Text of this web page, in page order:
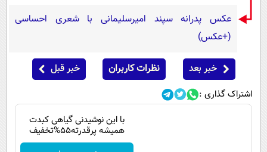
عکس پدرانه سپند امیرسلیمانی با شعری احساسی
(+عکس)
خبر بعد نظرات کاربران خبر قبل
اشتراک گذاری :
با این نوشیدنی گیاهی کبدت
همیشه پرقدرته55%تخفیف